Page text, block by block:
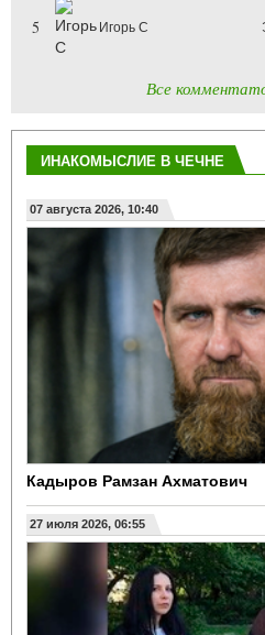
5 Игорь С
Все
ИНАКОМЫСЛИЕ В ЧЕЧНЕ
07 августа 2026, 10:40
Кадыров Рамзан Ахматович
27 июля 2026, 06:55